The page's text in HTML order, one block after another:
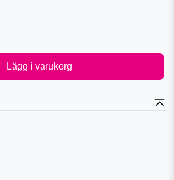
Lägg i varukorg